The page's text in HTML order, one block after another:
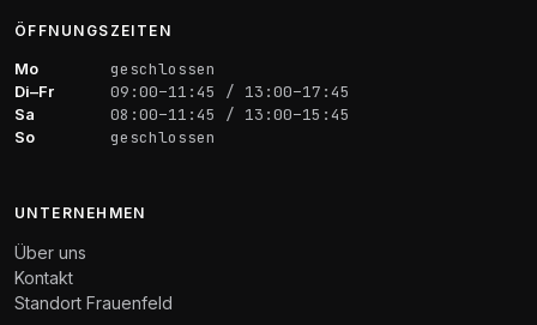
ÖFFNUNGSZEITEN
Mo geschlossen
Di–Fr 09:00–11:45 / 13:00–17:45
Sa 08:00–11:45 / 13:00–15:45
So geschlossen
UNTERNEHMEN
Über uns
Kontakt
Standort Frauenfeld